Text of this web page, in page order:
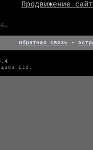
Продвижение
.
Обратная связь -
Ltd.